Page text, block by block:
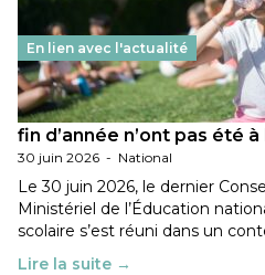
En lien avec l'actualité
Les décisions
fin d’année n’ont pas été
30 juin 2026 - National
Le 30 juin 2026, le dernier
Ministériel de l’Éducation
scolaire s’est réuni dans un
Lire la suite →